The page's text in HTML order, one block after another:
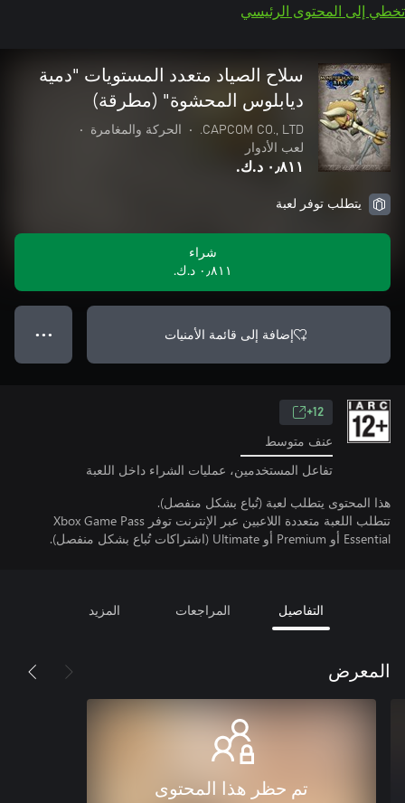
تخطي إلى المحتوى الرئيسي
سلاح الصياد متعدد المستويات "دمية
ديابلوس المحشوة" (مطرقة)
CAPCOM CO., LTD.
• الحركة والمغامرة
•
لعب الأدوار
٠٫٨١١ د.ك.‏
يتطلب توفر لعبة
شراء
٠٫٨١١ د.ك.‏
إضافة إلى قائمة الأمنيات ● ● ●
12+
عنف متوسط
تفاعل المستخدمين، عمليات الشراء داخل اللعبة
هذا المحتوى يتطلب لعبة (تُباع بشكل منفصل).
تتطلب اللعبة متعددة اللاعبين عبر الإنترنت توفر Xbox Game Pass
Essential أو Premium أو Ultimate (اشتراكات تُباع بشكل منفصل).
التفاصيل المراجعات المزيد
المعرض
تم حظر هذا المحتوى